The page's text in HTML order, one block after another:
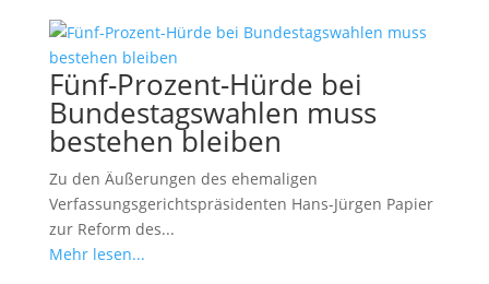
Fünf-Prozent-Hürde bei
Bundestagswahlen muss
bestehen bleiben
Zu den Äußerungen des ehemaligen
Verfassungsgerichtspräsidenten Hans-Jürgen Papier
zur Reform des...
Mehr lesen...